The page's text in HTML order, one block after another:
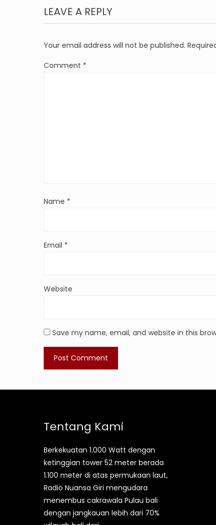
LEAVE A REPLY
Your email address will not be published.
Comment *
Name *
Email *
Website
Save my name, email, and website in this
Tentang Kami
Berkekuatan 1.000 Watt dengan
ketinggian tower 52 meter berada
1.100 meter di atas permukaan laut,
Radio Nuansa Giri mengudara
menembus cakrawala Pulau bali
dengan jangkauan lebih dari 70%